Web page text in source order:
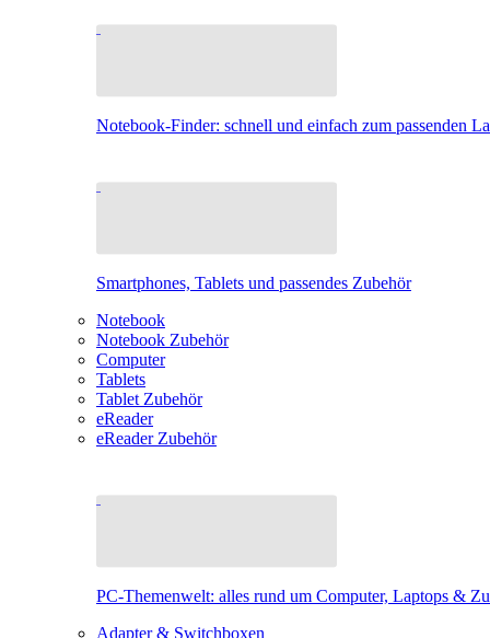
Notebook-Finder: schnell und einfach zum passenden
Smartphones, Tablets und passendes Zubehör
Notebook
Notebook Zubehör
Computer
Tablets
Tablet Zubehör
eReader
eReader Zubehör
PC-Themenwelt: alles rund um Computer, Laptops &
Adapter & Switchboxen